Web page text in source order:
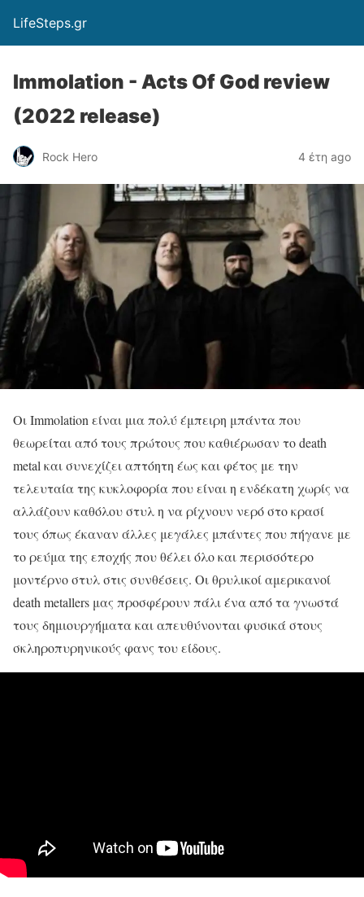
LifeSteps.gr
Immolation - Acts Of God review
(2022 release)
Rock Hero 4 έτη ago
Οι Immolation είναι μια πολύ έμπειρη μπάντα που
θεωρείται από τους πρώτους που καθιέρωσαν το death
metal και συνεχίζει απτόητη έως και φέτος με την
τελευταία της κυκλοφορία που είναι η ενδέκατη χωρίς να
αλλάζουν καθόλου στυλ η να ρίχνουν νερό στο κρασί
τους όπως έκαναν άλλες μεγάλες μπάντες που πήγανε με
το ρεύμα της εποχής που θέλει όλο και περισσότερο
μοντέρνο στυλ στις συνθέσεις. Οι θρυλικοί αμερικανοί
death metallers μας προσφέρουν πάλι ένα από τα γνωστά
τους δημιουργήματα και απευθύνονται φυσικά στους
σκληροπυρηνικούς φανς του είδους.